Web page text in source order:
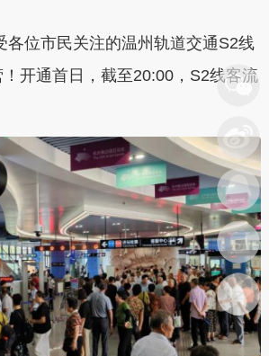
位市民关注的温州轨道交通S2线
开通首日，截至20:00，S2线客流